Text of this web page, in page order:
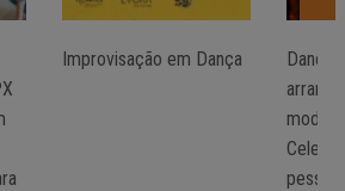
Improvisação em Dança